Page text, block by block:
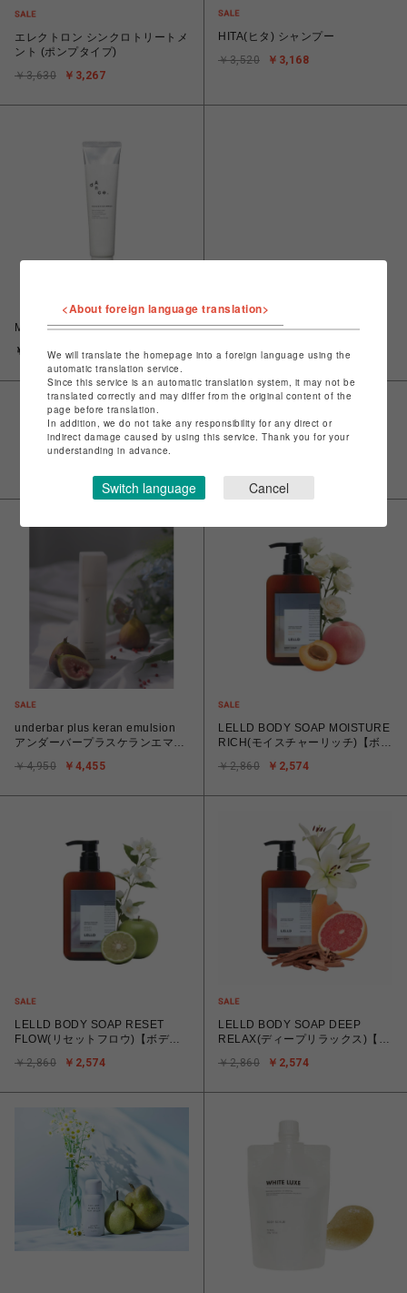
エレクトロン シンクロトリートメ
ント (ポンプタイプ)
￥3,267
￥3,630
HITA(ヒタ) シャンプー
￥3,168
￥3,520
【ダンス デザイン チューナー】
MODERN SHIMMER(モダンシマ
￥1,980
NEW ARRIVALS
underbar plus keran emulsion
アンダーバープラスケランエマル
￥4,455
￥4,950
LELLD BODY SOAP MOISTURE
RICH(モイスチャーリッチ)【ボデ
￥2,574
￥2,860
LELLD BODY SOAP RESET
FLOW(リセットフロウ)【ボディ
￥2,574
￥2,860
LELLD BODY SOAP DEEP
RELAX(ディープリラックス)【ボ
￥2,574
￥2,860
<About foreign language translation>
We will translate the homepage into a foreign language using the
automatic translation service.
Since this service is an automatic translation system, it may not be
translated correctly and may differ from the original content of the
page before translation.
In addition, we do not take any responsibility for any direct or
indirect damage caused by using this service. Thank you for your
understanding in advance.
Switch language Cancel